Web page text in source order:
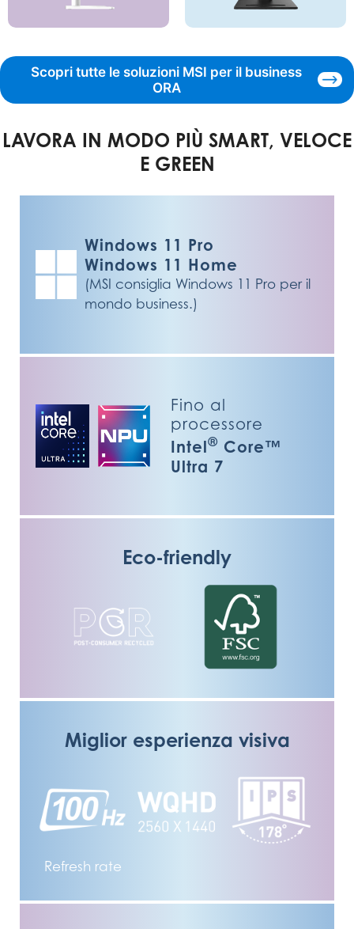
Scopri tutte le soluzioni MSI per il business
ORA
LAVORA IN MODO PIÙ SMART, VELOCE
E GREEN
Windows 11 Pro
Windows 11 Home
(MSI consiglia Windows 11 Pro per il
mondo business.)
Fino al
processore
Intel® Core™
Ultra 7
Eco-friendly
Miglior esperienza visiva
Refresh rate